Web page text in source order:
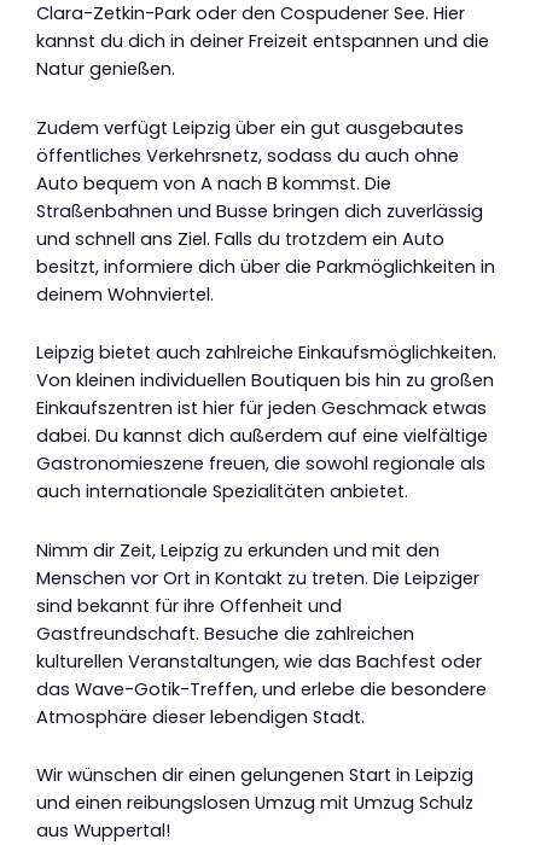
Clara-Zetkin-Park oder den Cospudener See. Hier
kannst du dich in deiner Freizeit entspannen und die
Natur genießen.
Zudem verfügt Leipzig über ein gut ausgebautes
öffentliches Verkehrsnetz, sodass du auch ohne
Auto bequem von A nach B kommst. Die
Straßenbahnen und Busse bringen dich zuverlässig
und schnell ans Ziel. Falls du trotzdem ein Auto
besitzt, informiere dich über die Parkmöglichkeiten in
deinem Wohnviertel.
Leipzig bietet auch zahlreiche Einkaufsmöglichkeiten.
Von kleinen individuellen Boutiquen bis hin zu großen
Einkaufszentren ist hier für jeden Geschmack etwas
dabei. Du kannst dich außerdem auf eine vielfältige
Gastronomieszene freuen, die sowohl regionale als
auch internationale Spezialitäten anbietet.
Nimm dir Zeit, Leipzig zu erkunden und mit den
Menschen vor Ort in Kontakt zu treten. Die Leipziger
sind bekannt für ihre Offenheit und
Gastfreundschaft. Besuche die zahlreichen
kulturellen Veranstaltungen, wie das Bachfest oder
das Wave-Gotik-Treffen, und erlebe die besondere
Atmosphäre dieser lebendigen Stadt.
Wir wünschen dir einen gelungenen Start in Leipzig
und einen reibungslosen Umzug mit Umzug Schulz
aus Wuppertal!